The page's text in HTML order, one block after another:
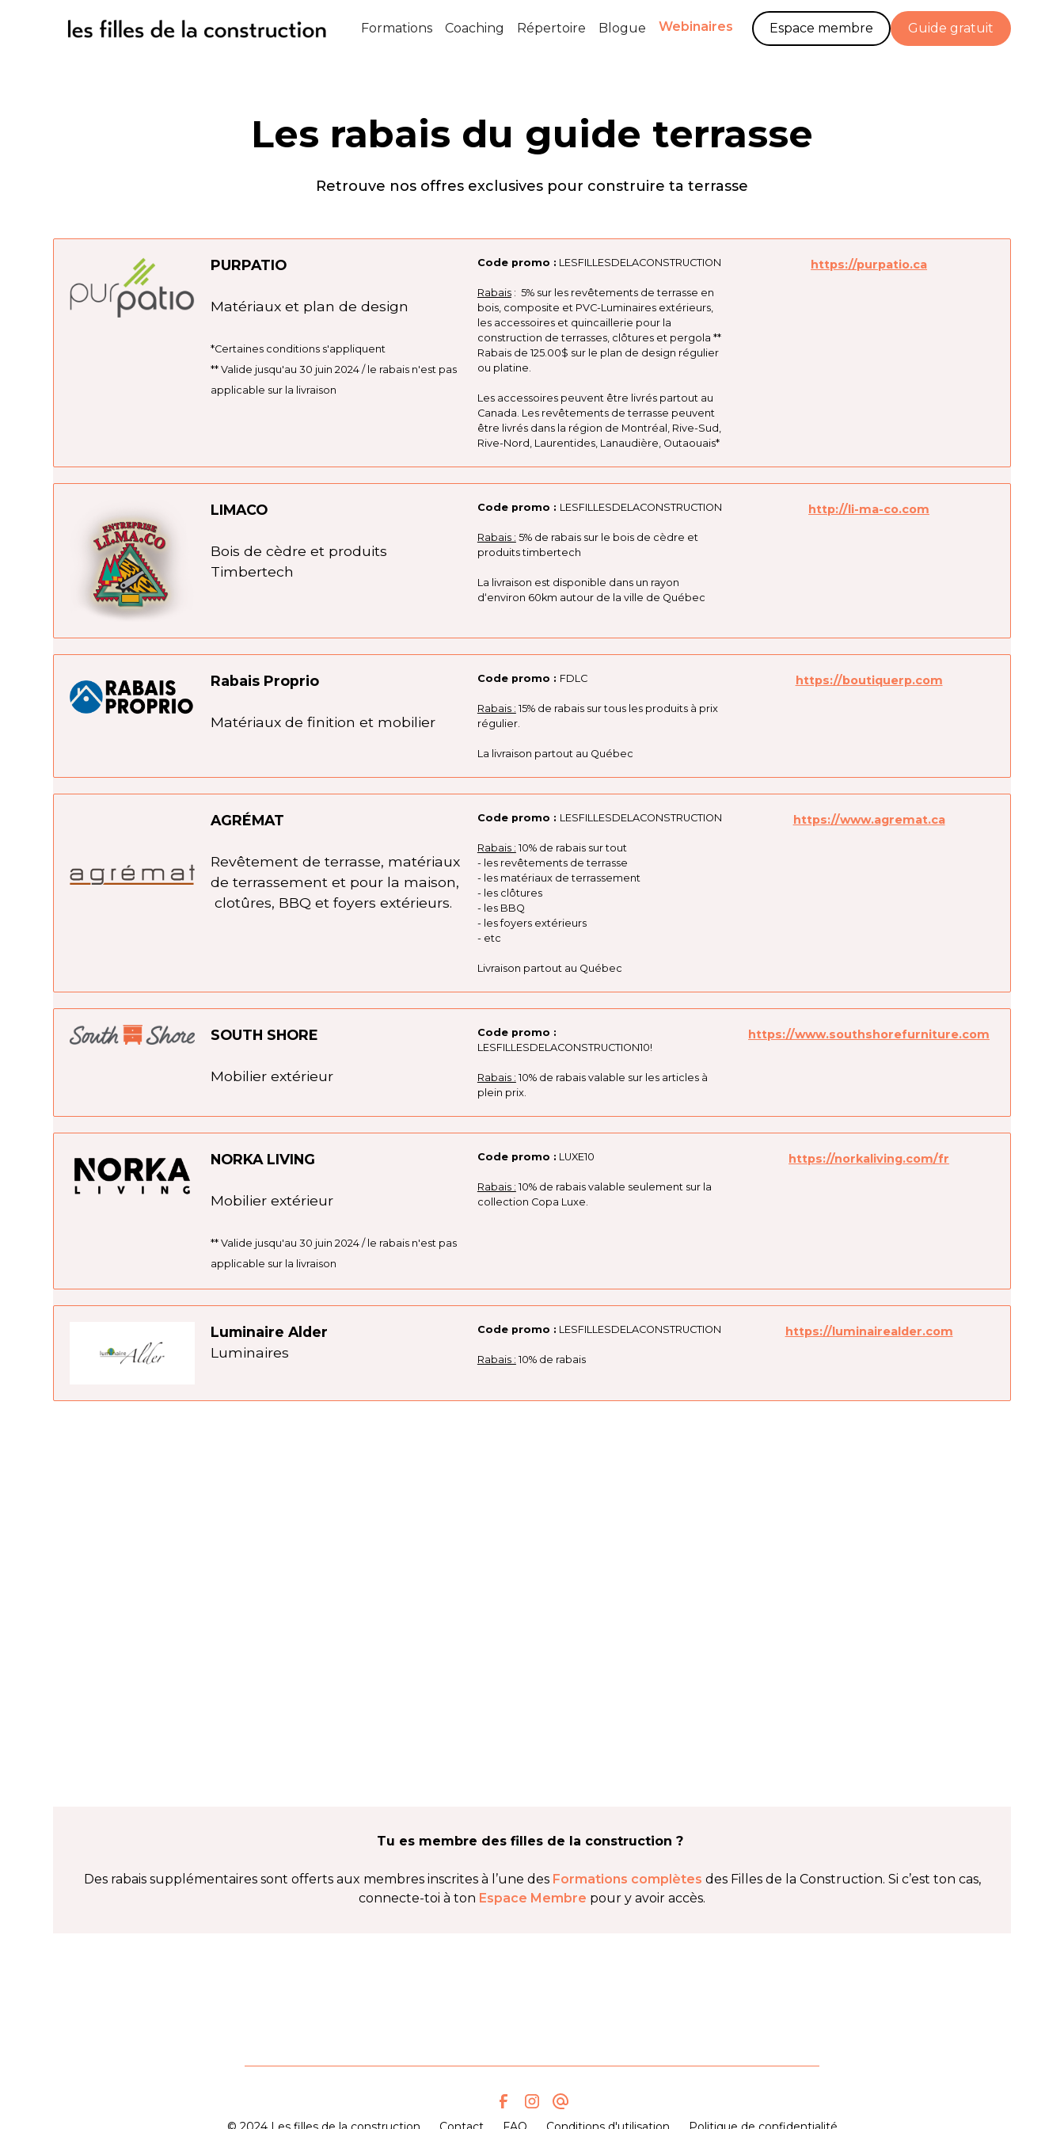
Formations Coaching Répertoire Blogue Webinaires Espace membre Guide gratuit
Les rabais du guide terrasse
Retrouve nos offres exclusives pour construire ta terrasse
PURPATIO
Matériaux et plan de design
*Certaines conditions s'appliquent
** Valide jusqu'au 30 juin 2024 / le rabais n'est pas
applicable sur la livraison
Code promo : LESFILLESDELACONSTRUCTION
Rabais: 5% sur les revêtements de terrasse en
bois, composite et PVC-Luminaires extérieurs,
les accessoires et quincaillerie pour la
construction de terrasses, clôtures et pergola **
Rabais de 125.00$ sur le plan de design régulier
ou platine.
Les accessoires peuvent être livrés partout au
Canada. Les revêtements de terrasse peuvent
être livrés dans la région de Montréal, Rive-Sud,
Rive-Nord, Laurentides, Lanaudière, Outaouais*
https://purpatio.ca
LIMACO
Bois de cèdre et produits
Timbertech
Code promo : LESFILLESDELACONSTRUCTION
Rabais : 5% de rabais sur le bois de cèdre et
produits timbertech
La livraison est disponible dans un rayon
d‘environ 60km autour de la ville de Québec
http://li-ma-co.com
Rabais Proprio
Matériaux de finition et mobilier
Code promo : FDLC
Rabais : 15% de rabais sur tous les produits à prix
régulier.
La livraison partout au Québec
https://boutiquerp.com
AGRÉMAT
Revêtement de terrasse, matériaux
de terrassement et pour la maison,
clotûres, BBQ et foyers extérieurs.
Code promo : LESFILLESDELACONSTRUCTION
Rabais : 10% de rabais sur tout
- les revêtements de terrasse
- les matériaux de terrassement
- les clôtures
- les BBQ
- les foyers extérieurs
- etc
Livraison partout au Québec
https://www.agremat.ca
SOUTH SHORE
Mobilier extérieur
Code promo :
LESFILLESDELACONSTRUCTION10!
Rabais : 10% de rabais valable sur les articles à
plein prix.
https://www.southshorefurniture.com
NORKA LIVING
Mobilier extérieur
** Valide jusqu'au 30 juin 2024 / le rabais n'est pas
applicable sur la livraison
Code promo : LUXE10
Rabais : 10% de rabais valable seulement sur la
collection Copa Luxe.
https://norkaliving.com/fr
Luminaire Alder
Luminaires
Code promo : LESFILLESDELACONSTRUCTION
Rabais : 10% de rabais
https://luminairealder.com
Tu es membre des filles de la construction ?
Des rabais supplémentaires sont offerts aux membres inscrites à l’une des Formations complètes des Filles de la Construction. Si c’est ton cas,
connecte-toi à ton Espace Membre pour y avoir accès.